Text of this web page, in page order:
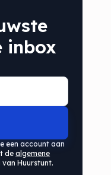
inbox
een account aan
dealgemene
van Huurstunt.